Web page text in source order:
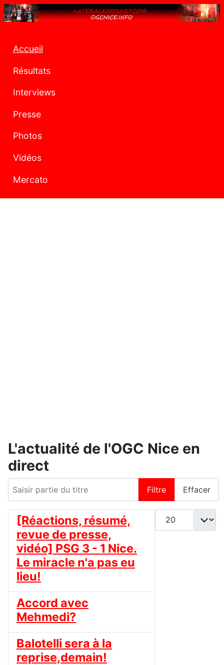
Accueil
Résultats
Interviews
Presse
Photos
Vidéos
Mercato
L'actualité de l'OGC Nice en
direct
Filtre Effacer
Afficher #
[Réactions, résumé,
revue de presse,
vidéo] PSG 3 - 1 Nice.
Le miracle n'a pas eu
lieu!
Accord avec
Mehmedi?
Balotelli sera à la
reprise,demain!